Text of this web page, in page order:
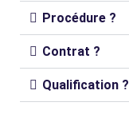
Procédure ?
Contrat ?
Qualification ?